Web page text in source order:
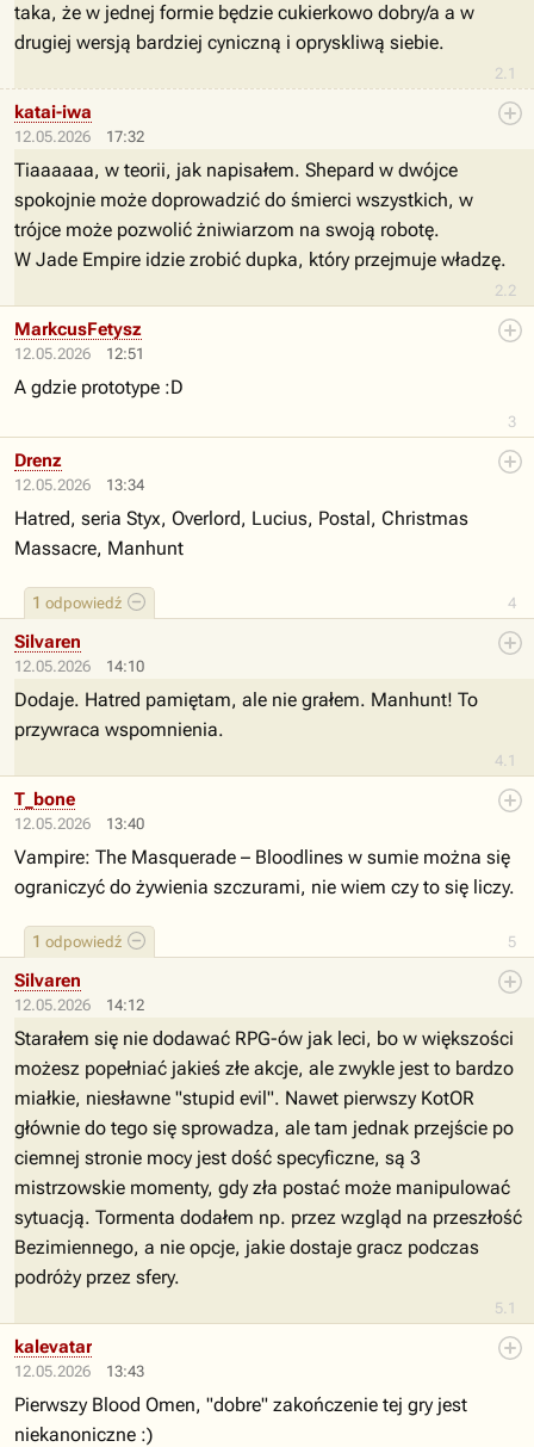
2.1
taka, że w jednej formie będzie cukierkowo dobry/a a w
drugiej wersją bardziej cyniczną i opryskliwą siebie.
12.05.2026 17:32
2.2
katai-iwa
Tiaaaaaa, w teorii, jak napisałem. Shepard w dwójce
spokojnie może doprowadzić do śmierci wszystkich, w
trójce może pozwolić żniwiarzom na swoją robotę.
W Jade Empire idzie zrobić dupka, który przejmuje władzę.
12.05.2026 12:51
3
MarkcusFetysz
A gdzie prototype :D
12.05.2026 13:34
4
1 odpowiedź
Drenz
Hatred, seria Styx, Overlord, Lucius, Postal, Christmas
Massacre, Manhunt
12.05.2026 14:10
4.1
Silvaren
Dodaje. Hatred pamiętam, ale nie grałem. Manhunt! To
przywraca wspomnienia.
12.05.2026 13:40
5
1 odpowiedź
T_bone
Vampire: The Masquerade – Bloodlines w sumie można się
ograniczyć do żywienia szczurami, nie wiem czy to się liczy.
12.05.2026 14:12
5.1
Silvaren
Starałem się nie dodawać RPG-ów jak leci, bo w większości
możesz popełniać jakieś złe akcje, ale zwykle jest to bardzo
miałkie, niesławne "stupid evil". Nawet pierwszy KotOR
głównie do tego się sprowadza, ale tam jednak przejście po
ciemnej stronie mocy jest dość specyficzne, są 3
mistrzowskie momenty, gdy zła postać może manipulować
sytuacją. Tormenta dodałem np. przez wzgląd na przeszłość
Bezimiennego, a nie opcje, jakie dostaje gracz podczas
podróży przez sfery.
12.05.2026 13:43
kalevatar
Pierwszy Blood Omen, "dobre" zakończenie tej gry jest
niekanoniczne :)